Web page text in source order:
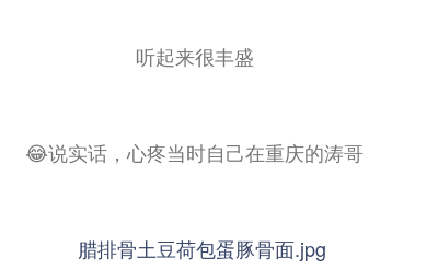
听起来很丰盛
😂说实话，心疼当时自己在重庆的涛哥